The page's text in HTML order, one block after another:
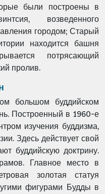
были построены в
возведенного
городом; Старый
находится башня
потрясающий
пролив.
большом буддийском
Построенный в 1960-е
изучения буддизма,
Здесь действует свой
буддийскую доктрину.
Главное место в
золотая статуя
фигурами Будды в